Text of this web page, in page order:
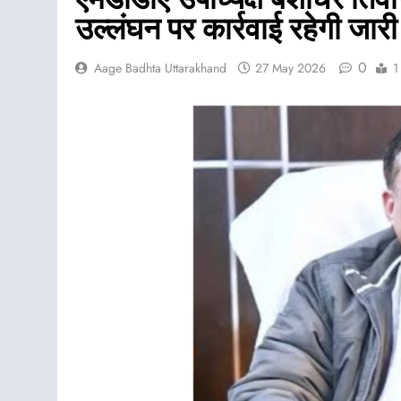
उल्लंघन पर कार्रवाई रहेगी जारी
Aage Badhta Uttarakhand 27 May 2026 0